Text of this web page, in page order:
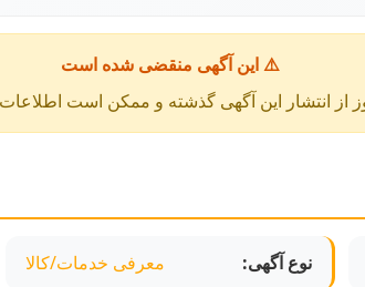
⚠️ این آگهی منقضی شده است
نوع آگهی: معرفی خدمات/کالا